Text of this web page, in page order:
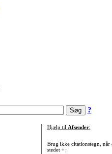
?
Hjælp til Afsender:
Brug ikke citationstegn, når
stedet +: